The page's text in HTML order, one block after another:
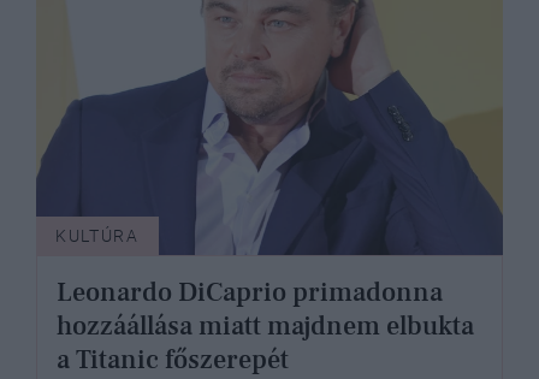
KULTÚRA
Leonardo DiCaprio primadonna
hozzáállása miatt majdnem elbukta
a Titanic főszerepét